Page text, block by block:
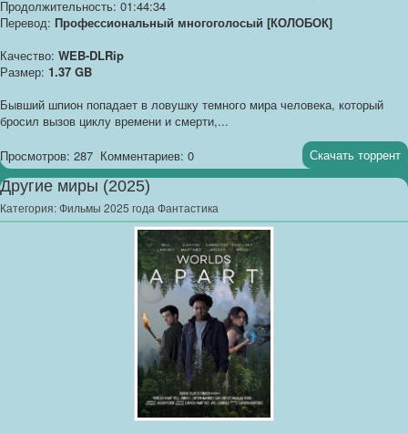
Продолжительность: 01:44:34
Перевод: Профессиональный многоголосый [КОЛОБОК]
Качество: WEB-DLRip
Размер: 1.37 GB
Бывший шпион попадает в ловушку темного мира человека, который
бросил вызов циклу времени и смерти,...
Просмотров: 287 Комментариев: 0 Скачать торрент
Другие миры (2025)
Категория:Фильмы 2025 года Фантастика